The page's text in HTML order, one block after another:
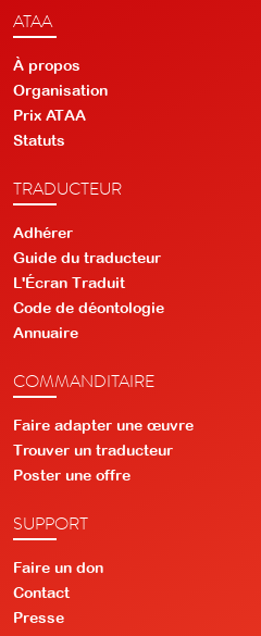
ATAA
À propos
Organisation
Prix ATAA
Statuts
TRADUCTEUR
Adhérer
Guide du traducteur
L'Écran Traduit
Code de déontologie
Annuaire
COMMANDITAIRE
Faire adapter une œuvre
Trouver un traducteur
Poster une offre
SUPPORT
Faire un don
Contact
Presse